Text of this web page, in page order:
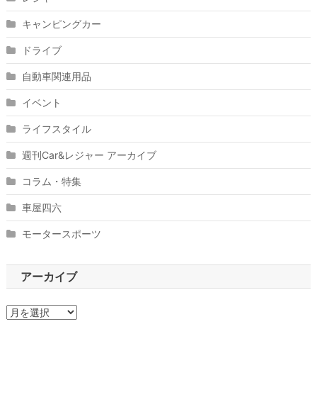
キャンピングカー
ドライブ
自動車関連用品
イベント
ライフスタイル
週刊Car&レジャー アーカイブ
コラム・特集
車屋四六
モータースポーツ
アーカイブ
ア